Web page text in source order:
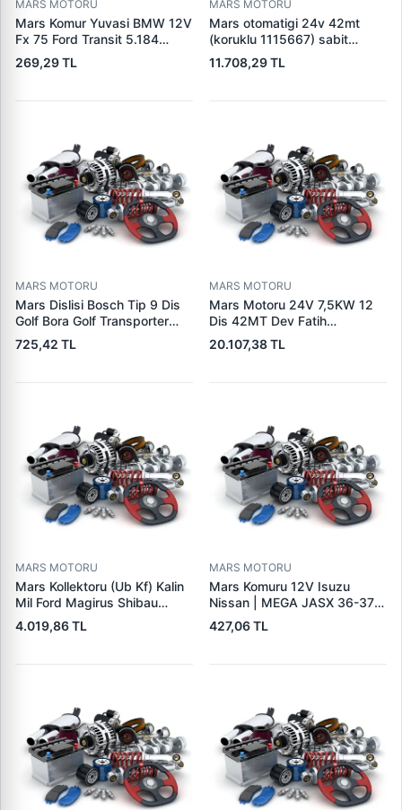
MARS MOTORU
Mars Komur Yuvasi BMW 12V
Fx 75 Ford Transit 5.184
Visteon | PARS PRS-BHL230
| OEM 97VB11000AA
269,29 TL
MARS MOTORU
Mars otomatigi 24v 42mt
(koruklu 1115667) sabit
pistonlu 3604650rx 7t0258
7x1955
11.708,29 TL
MARS MOTORU
Mars Dislisi Bosch Tip 9 Dis
Golf Bora Golf Transporter
Seat Skoda (15713) | ZEN
1108 | OEM 1072156
725,42 TL
MARS MOTORU
Mars Motoru 24V 7,5KW 12
Dis 42MT Dev Fatih
Cat,140H, 963B Cummins
L10,Qsc John Deere
LES0313 | OEM 0R2186
20.107,38 TL
MARS MOTORU
Mars Kollektoru (Ub Kf) Kalin
Mil Ford Magirus Shibau
TM30 Steyr | MAKO
72313641 | OEM 72313641
4.019,86 TL
MARS MOTORU
Mars Komuru 12V Isuzu
Nissan | MEGA JASX 36-37 |
OEM JASX36-37
427,06 TL